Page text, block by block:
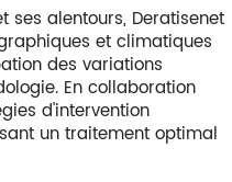
alentours, Deratisenet
et climatiques
des variations
En collaboration
d'intervention
un traitement optimal